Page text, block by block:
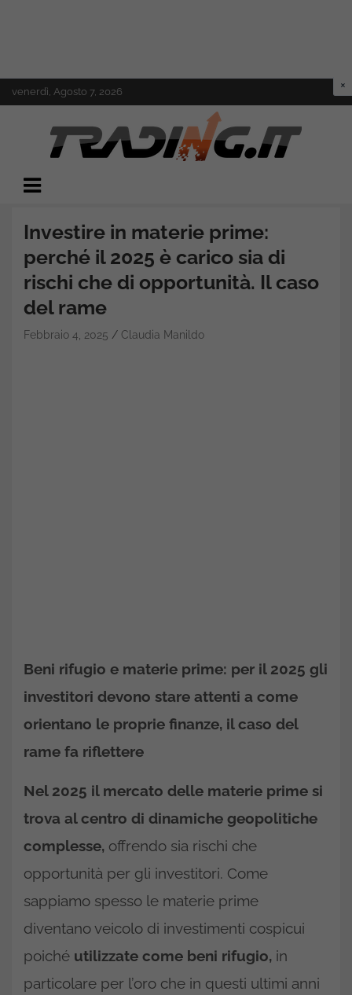
to
venerdì, Agosto 7, 2026
Trading.it
Investire in materie prime:
perché il 2025 è carico sia di
rischi che di opportunità. Il caso
del rame
Febbraio 4, 2025 Claudia Manildo
Beni rifugio e materie prime: per il 2025 gli
investitori devono stare attenti a come
orientano le proprie finanze, il caso del
rame fa riflettere
Nel 2025 il mercato delle materie prime si
trova al centro di dinamiche geopolitiche
complesse, offrendo sia rischi che
opportunità per gli investitori. Come
sappiamo spesso le materie prime
diventano veicolo di investimenti cospicui
poiché utilizzate come beni rifugio, in
particolare per l’oro che in questi ultimi anni